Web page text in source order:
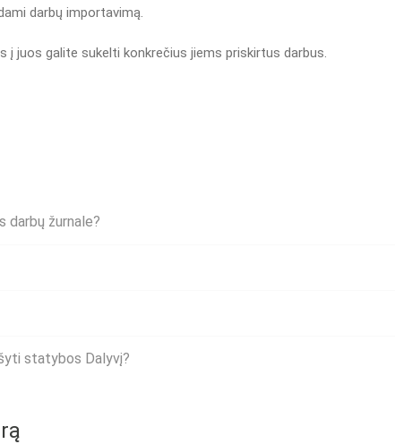
darbų importavimą.
į juos galite sukelti konkrečius jiems priskirtus darbus.
darbų žurnale?
statybos Dalyvį?